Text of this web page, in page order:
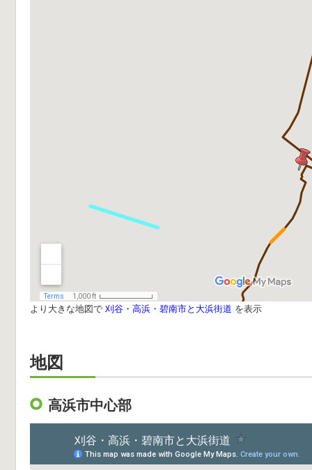
より大きな地図で 刈谷・高浜・碧南市と大浜街道 を表示
地図
高浜市中心部